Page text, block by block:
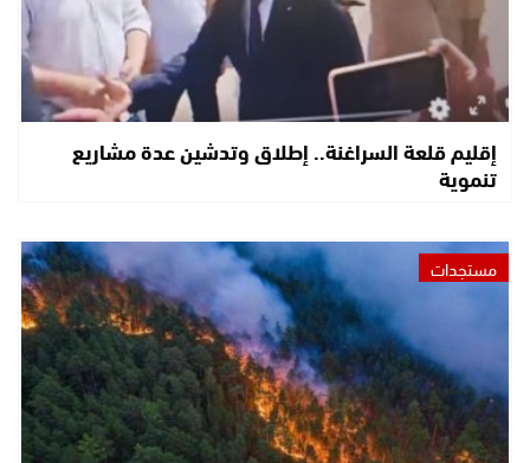
إقليم قلعة السراغنة.. إطلاق وتدشين عدة مشاريع
تنموية
مستجدات